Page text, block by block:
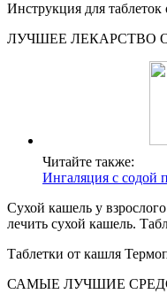
Инструкция для
ЛУЧШЕЕ ЛЕКАРСТВО
Читайте также:
Ингаляция с содой
Сухой кашель у
лечить сухой кашель.
Таблетки от кашля
САМЫЕ ЛУЧШИЕ